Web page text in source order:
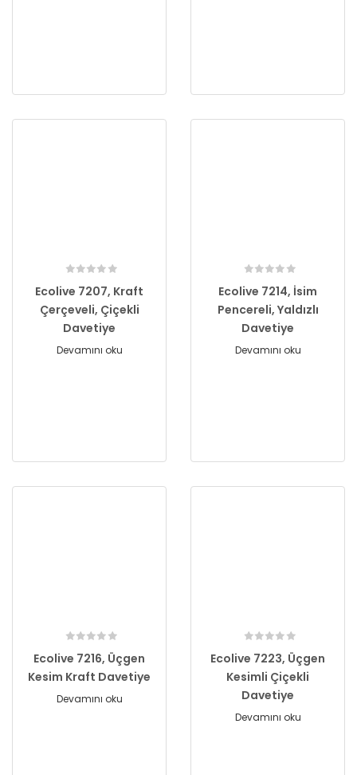
Ecolive 7207, Kraft
Çerçeveli, Çiçekli
Davetiye
Devamını oku
Ecolive 7214, İsim
Pencereli, Yaldızlı
Davetiye
Devamını oku
Ecolive 7216, Üçgen
Kesim Kraft Davetiye
Devamını oku
Ecolive 7223, Üçgen
Kesimli Çiçekli
Davetiye
Devamını oku